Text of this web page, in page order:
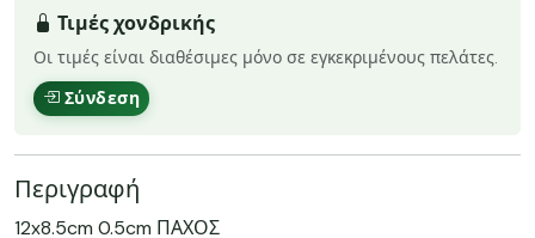
Τιμές χονδρικής
Οι τιμές είναι διαθέσιμες μόνο σε εγκεκριμένους πελάτες.
Σύνδεση
Περιγραφή
12x8.5cm 0.5cm ΠΑΧΟΣ